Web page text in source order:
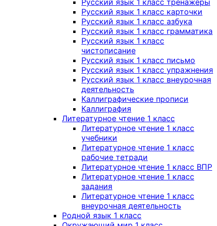
Русский язык 1 класс тренажёры
Русский язык 1 класс карточки
Русский язык 1 класс азбука
Русский язык 1 класс грамматика
Русский язык 1 класс
чистописание
Русский язык 1 класс письмо
Русский язык 1 класс упражнения
Русский язык 1 класс внеурочная
деятельность
Каллиграфические прописи
Каллиграфия
Литературное чтение 1 класс
Литературное чтение 1 класс
учебники
Литературное чтение 1 класс
рабочие тетради
Литературное чтение 1 класс ВПР
Литературное чтение 1 класс
задания
Литературное чтение 1 класс
внеурочная деятельность
Родной язык 1 класс